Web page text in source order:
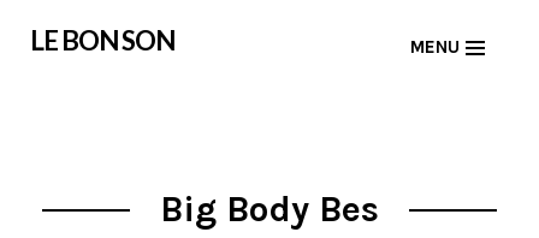
LE BON SON MENU
Big Body Bes